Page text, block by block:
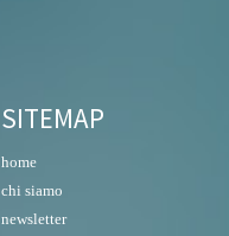
SITEMAP
home
chi siamo
newsletter